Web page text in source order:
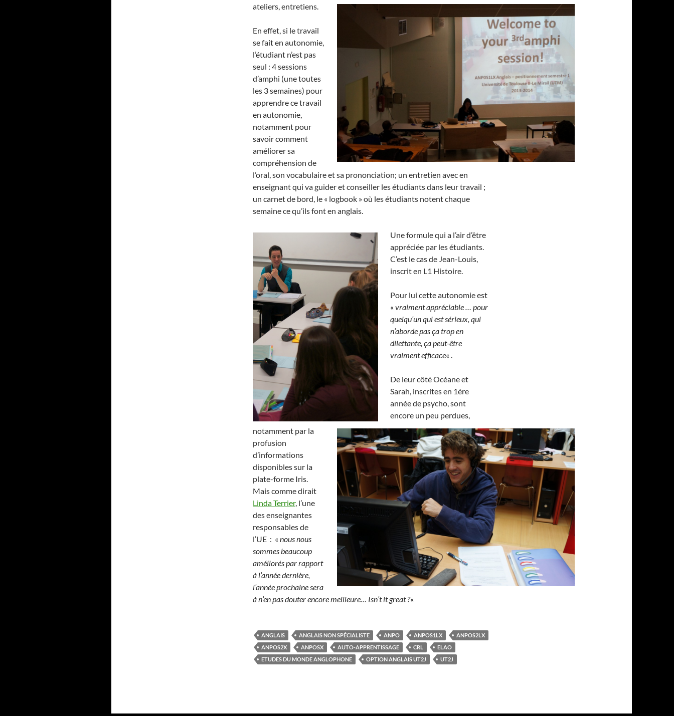
ateliers, entretiens.
En effet, si le travail
se fait en autonomie,
l’étudiant n’est pas
seul : 4 sessions
d’amphi (une toutes
les 3 semaines) pour
apprendre ce travail
en autonomie,
notamment pour
savoir comment
améliorer sa
compréhension de
l’oral, son vocabulaire et sa prononciation; un entretien avec en
enseignant qui va guider et conseiller les étudiants dans leur travail ;
un carnet de bord, le « logbook » où les étudiants notent chaque
semaine ce qu’ils font en anglais.
Une formule qui a l’air d’être
appréciée par les étudiants.
C’est le cas de Jean-Louis,
inscrit en L1 Histoire.
Pour lui cette autonomie est
« vraiment appréciable … pour
quelqu’un qui est sérieux, qui
n’aborde pas ça trop en
dilettante, ça peut-être
vraiment efficace« .
De leur côté Océane et
Sarah, inscrites en 1ére
année de psycho, sont
encore un peu perdues,
notamment par la
profusion
d’informations
disponibles sur la
plate-forme Iris.
Mais comme dirait
Linda Terrier, l’une
des enseignantes
responsables de
l’UE : « nous nous
sommes beaucoup
améliorés par rapport
à l’année dernière,
l’année prochaine sera
à n’en pas douter encore meilleure… Isn’t it great ?«
ANGLAIS ANGLAIS NON SPÉCIALISTE ANPO ANPOS1LX
ANPOS2LX
ANPOS2X
ANPOSX AUTO-APPRENTISSAGE CRL
ELAO
ETUDES DU MONDE ANGLOPHONE
OPTION ANGLAIS UT2J UT2J